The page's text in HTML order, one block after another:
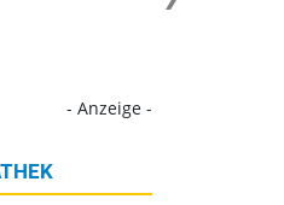
- Anzeige -